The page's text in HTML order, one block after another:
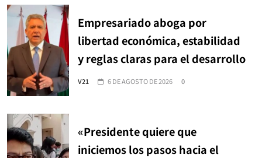
Empresariado aboga por
libertad económica, estabilidad
y reglas claras para el desarrollo
V21 6 DE AGOSTO DE 2026 0
«Presidente quiere que
iniciemos los pasos hacia el